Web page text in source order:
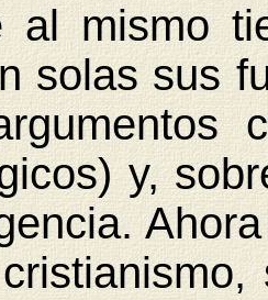
al mismo
solas sus
y,